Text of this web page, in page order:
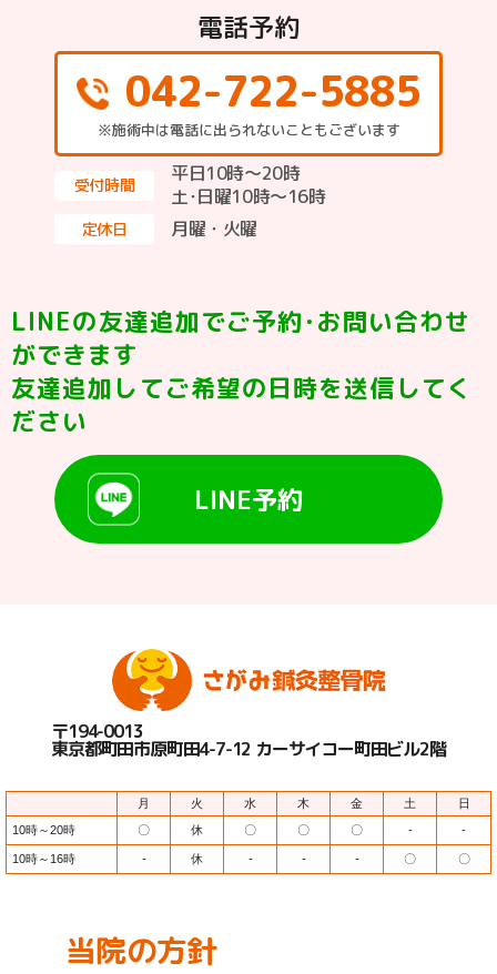
電話予約
042-722-5885
※施術中は電話に出られないこともございます
受付時間
平日10時～20時
土･日曜10時〜16時
定休日 月曜・火曜
LINEの友達追加でご予約･お問い合わせ
ができます
友達追加してご希望の日時を送信してく
ださい
LINE予約
〒194-0013
東京都町田市原町田4-7-12 カーサイコー町田ビル2階
月 火 水 木 金 土
日
10時～20時
〇 休 〇 〇 〇 - -
10時～16時 - 休 - - - 〇 〇
当院の方針